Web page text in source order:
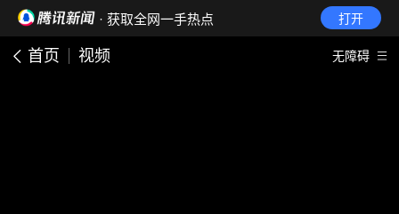
· 获取全网一手热点 打开
首页 视频 无障碍